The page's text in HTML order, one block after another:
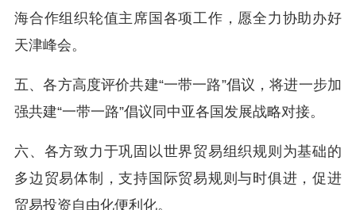
海合作组织轮值主席国各项工作，愿全力协助办好
天津峰会。
五、各方高度评价共建“一带一路”倡议，将进一步加
强共建“一带一路”倡议同中亚各国发展战略对接。
六、各方致力于巩固以世界贸易组织规则为基础的
多边贸易体制，支持国际贸易规则与时俱进，促进
贸易投资自由化便利化。